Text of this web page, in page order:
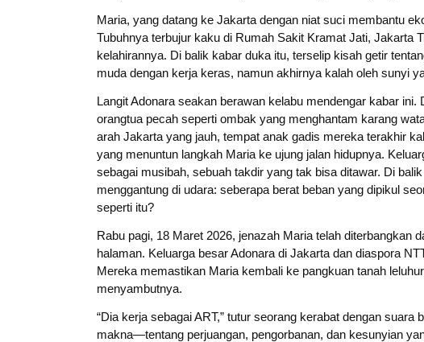
Maria, yang datang ke Jakarta dengan niat suci membantu
Tubuhnya terbujur kaku di Rumah Sakit Kramat Jati, Jakarta
kelahirannya. Di balik kabar duka itu, terselip kisah getir
muda dengan kerja keras, namun akhirnya kalah oleh sunyi
Langit Adonara seakan berawan kelabu mendengar kabar
orangtua pecah seperti ombak yang menghantam karang
arah Jakarta yang jauh, tempat anak gadis mereka terakhir
yang menuntun langkah Maria ke ujung jalan hidupnya.
sebagai musibah, sebuah takdir yang tak bisa ditawar. Di
menggantung di udara: seberapa berat beban yang dipikul
seperti itu?
Rabu pagi, 18 Maret 2026, jenazah Maria telah diterbangkan
halaman. Keluarga besar Adonara di Jakarta dan diaspora
Mereka memastikan Maria kembali ke pangkuan tanah
menyambutnya.
“Dia kerja sebagai ART,” tutur seorang kerabat dengan
makna—tentang perjuangan, pengorbanan, dan kesunyian